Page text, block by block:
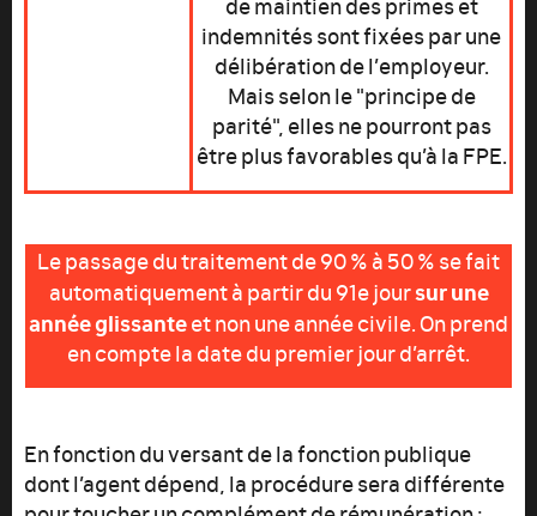
indemnités sont fixées par une
délibération de l’employeur.
Mais selon le "principe de
parité", elles ne pourront pas
être plus favorables qu’à la FPE.
Le passage du traitement de 90 % à 50 % se fait
automatiquement à partir du 91e joursur une
année glissanteet non une année civile. On prend
en compte la date du premier jour d’arrêt.
En fonction du versant de la fonction publique
dont l’agent dépend, la procédure sera différente